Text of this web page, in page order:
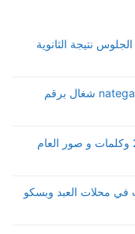
الثالث الثانوي 2026 برقم الجلوس نتيجة الثانوية
رابط نتيجة الدبلومات الفنية 2026 nategafany.emis شغال برقم
رسائل تهنئة رأس السنة الهجرية 1448- 2027 وكلمات و صور العام
وعلب البسكويت في محلات العبد وبسكو